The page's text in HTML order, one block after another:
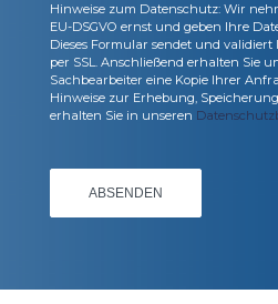
Hinweise zum Datenschutz: Wir
EU-DSGVO ernst und geben Ihre
Dieses Formular sendet und
per SSL. Anschließend erhalten Sie
Sachbearbeiter eine Kopie Ihrer
Hinweise zur Erhebung,
erhalten Sie in unseren